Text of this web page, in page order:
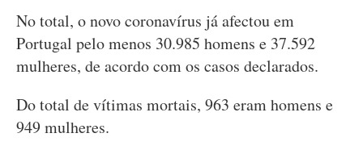
No total, o novo coronavírus já afectou em
Portugal pelo menos 30.985 homens e 37.592
mulheres, de acordo com os casos declarados.
Do total de vítimas mortais, 963 eram homens e
949 mulheres.